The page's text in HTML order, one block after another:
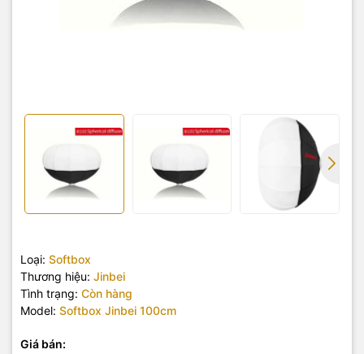
Loại: Softbox
Thương hiệu: Jinbei
Tình trạng: Còn hàng
Model: Softbox Jinbei 100cm
Giá bán: